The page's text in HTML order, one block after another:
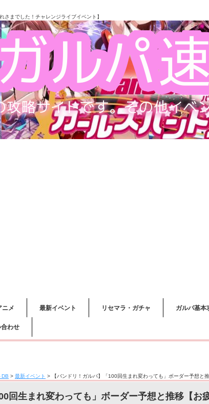
さまでした！チャレンジライブイベント】
ニメ 最新イベント リセマラ・ガチャ ガルパ基本
わせ
DB > 最新イベント > 【バンドリ！ガルパ】「100回生まれ変わっても」ボーダー予想と
回生まれ変わっても」ボーダー予想と推移【お